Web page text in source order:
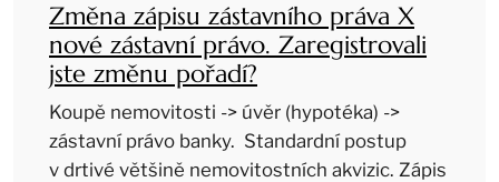
Změna zápisu zástavního práva X
nové zástavní právo. Zaregistrovali
jste změnu pořadí?
Koupě nemovitosti -> úvěr (hypotéka) ->
zástavní právo banky. Standardní postup
v drtivé většině nemovitostních akvizic. Zápis